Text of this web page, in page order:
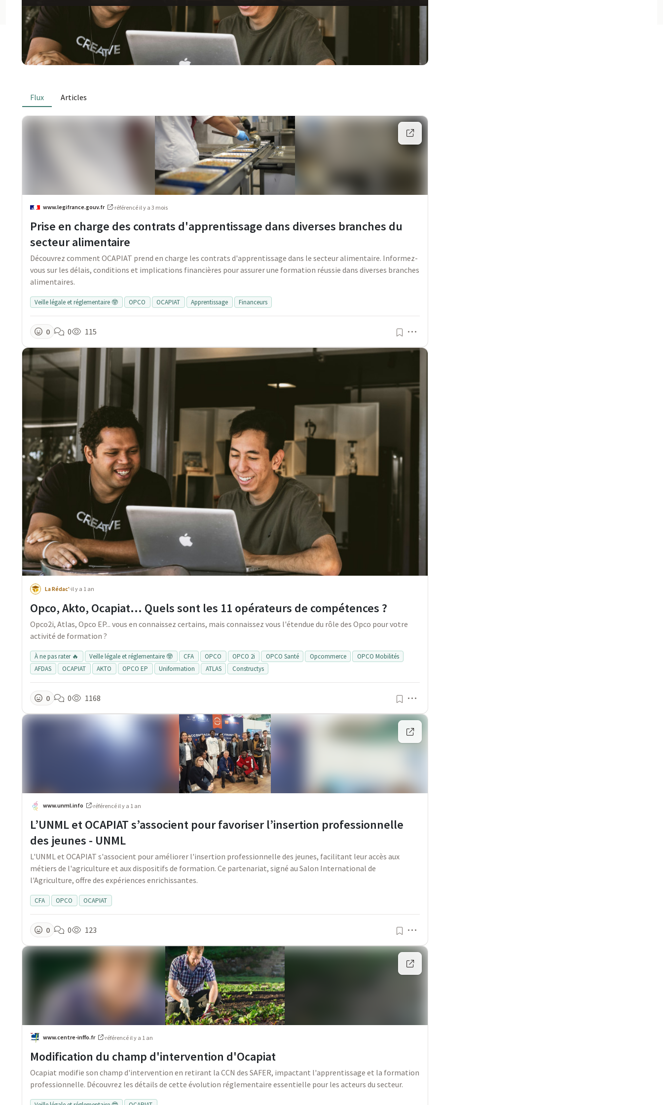
Flux Articles
www.legifrance.gouv.fr ·référencé il y a 3 mois
Prise en charge des contrats d'apprentissage dans diverses branches du
secteur alimentaire
Découvrez comment OCAPIAT prend en charge les contrats d'apprentissage dans le secteur alimentaire. Informez-
vous sur les délais, conditions et implications financières pour assurer une formation réussie dans diverses branches
alimentaires.
Veille légale et réglementaire 🤓 OPCO OCAPIAT Apprentissage Financeurs
0 0 115
La Rédac'·il y a 1 an
Opco, Akto, Ocapiat… Quels sont les 11 opérateurs de compétences ?
Opco2i, Atlas, Opco EP... vous en connaissez certains, mais connaissez vous l'étendue du rôle des Opco pour votre
activité de formation ?
À ne pas rater 🔥 Veille légale et réglementaire 🤓 CFA OPCO OPCO 2i OPCO Santé Opcommerce
OPCO Mobilités
AFDAS
OCAPIAT AKTO OPCO EP Uniformation ATLAS Constructys
0 0 1168
www.unml.info ·référencé il y a 1 an
L’UNML et OCAPIAT s’associent pour favoriser l’insertion professionnelle
des jeunes - UNML
L'UNML et OCAPIAT s'associent pour améliorer l'insertion professionnelle des jeunes, facilitant leur accès aux
métiers de l'agriculture et aux dispositifs de formation. Ce partenariat, signé au Salon International de
l'Agriculture, offre des expériences enrichissantes.
CFA OPCO OCAPIAT
0 0 123
www.centre-inffo.fr ·référencé il y a 1 an
Modification du champ d'intervention d'Ocapiat
Ocapiat modifie son champ d'intervention en retirant la CCN des SAFER, impactant l'apprentissage et la formation
professionnelle. Découvrez les détails de cette évolution réglementaire essentielle pour les acteurs du secteur.